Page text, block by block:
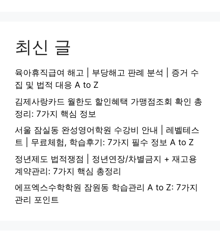
최신 글
육아휴직급여 해고 | 부당해고 판례 분석 | 증거 수
집 및 법적 대응 A to Z
김제사랑카드 월한도 할인혜택 가맹점조회 확인 총
정리: 7가지 핵심 정보
서울 잠실동 완성영어학원 수강비 안내 | 레벨테스
트 | 무료체험, 학습후기: 7가지 필수 정보 A to Z
정년제도 법적쟁점 | 정년연장/차별금지 + 재고용
계약관리: 7가지 핵심 총정리
에프엑스수학학원 잠원동 학습관리 A to Z: 7가지
관리 포인트